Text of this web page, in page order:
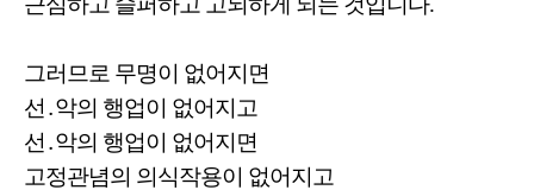
그러므로 무명이 없어지면
선․악의 행업이 없어지고
선․악의 행업이 없어지면
고정관념의 의식작용이 없어지고